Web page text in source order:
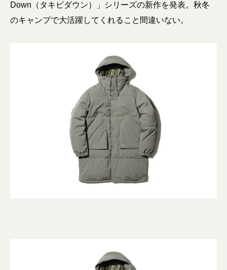
Down（タキビダウン）」シリーズの新作を発表。秋冬
のキャンプで大活躍してくれること間違いない。